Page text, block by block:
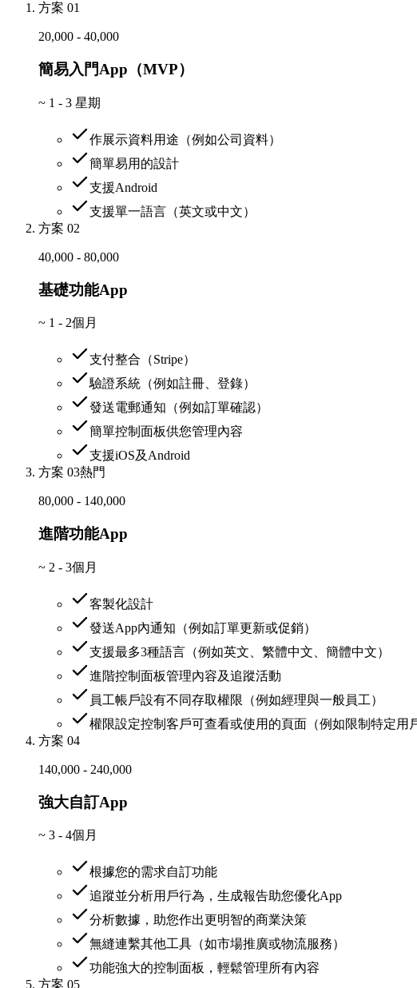
方案 01
20,000 - 40,000
簡易入門App（MVP）
~ 1 - 3 星期
作展示資料用途（例如公司資料）
簡單易用的設計
支援Android
支援單一語言（英文或中文）
方案 02
40,000 - 80,000
基礎功能App
~ 1 - 2個月
支付整合（Stripe）
驗證系統（例如註冊、登錄）
發送電郵通知（例如訂單確認）
簡單控制面板供您管理內容
支援iOS及Android
方案 03熱門
80,000 - 140,000
進階功能App
~ 2 - 3個月
客製化設計
發送App內通知（例如訂單更新或促銷）
支援最多3種語言（例如英文、繁體中文、簡體中文）
進階控制面板管理內容及追蹤活動
員工帳戶設有不同存取權限（例如經理與一般員工）
權限設定控制客戶可查看或使用的頁面（例如限制特定用
方案 04
140,000 - 240,000
強大自訂App
~ 3 - 4個月
根據您的需求自訂功能
追蹤並分析用戶行為，生成報告助您優化App
分析數據，助您作出更明智的商業決策
無縫連繫其他工具（如市場推廣或物流服務）
功能強大的控制面板，輕鬆管理所有內容
方案 05